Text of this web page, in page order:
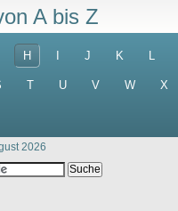
A bis Z
H J K L
T U V W X
2026